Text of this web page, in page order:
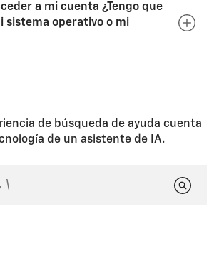
a mi cuenta ¿Tengo que
sistema operativo o mi
anterior a esa:
de búsqueda de ayuda cuenta
de un asistente de IA.